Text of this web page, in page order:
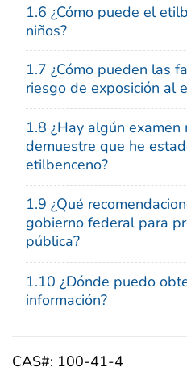
1.6 ¿Cómo puede el
niños?
1.7 ¿Cómo pueden las
riesgo de exposición al
1.8 ¿Hay algún examen
demuestre que he
etilbenceno?
1.9 ¿Qué
gobierno federal para
pública?
1.10 ¿Dónde puedo
información?
CAS#: 100-41-4